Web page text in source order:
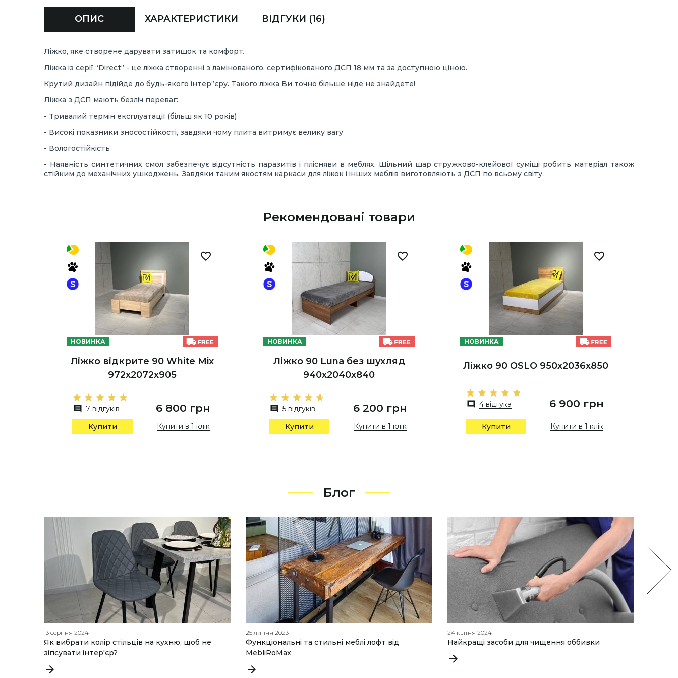
ОПИС ХАРАКТЕРИСТИКИ ВІДГУКИ (16)
Ліжко, яке створене дарувати затишок та комфорт.
Ліжка із серії “Direct” - це ліжка створенні з ламінованого, сертифікованого ДСП 18 мм та за доступною ціною.
Крутий дизайн підійде до будь-якого інтер”єру. Такого ліжка Ви точно більше ніде не знайдете!
Ліжка з ДСП мають безліч переваг:
- Тривалий термін експлуатації (більш як 10 років)
- Високі показники зносостійкості, завдяки чому плита витримує велику вагу
- Вологостійкість
- Наявність синтетичних смол забезпечує відсутність паразитів і плісняви в меблях. Щільний шар стружково-клейової суміші робить матеріал також
стійким до механічних ушкоджень. Завдяки таким якостям каркаси для ліжок і інших меблів виготовляють з ДСП по всьому світу.
Рекомендовані товари
НОВИНКА
Ліжко відкрите 90 White Mix
972х2072х905
7 відгуків 6 800 грн
Купити Купити в 1 клік
НОВИНКА
Ліжко 90 Luna без шухляд
940х2040х840
5 відгуків 6 200 грн
Купити Купити в 1 клік
НОВИНКА
Ліжко 90 OSLO 950х2036х850
4 відгука 6 900 грн
Купити Купити в 1 клік
Блог
13 серпня 2024
Як вибрати колір стільців на кухню, щоб не
зіпсувати інтер'єр?
25 липня 2023
Функціональні та стильні меблі лофт від
MebliRoMax
24 квітня 2024
Найкращі засоби для чищення оббивки